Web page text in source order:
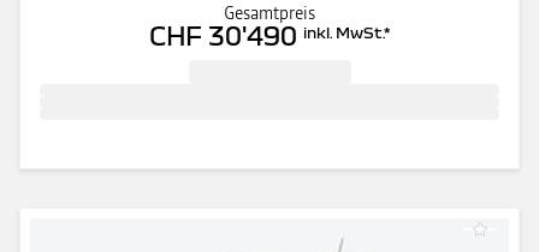
Gesamtpreis
CHF 30'490 inkl. MwSt.*